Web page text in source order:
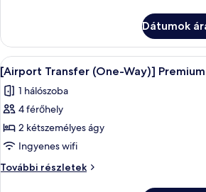
(Gimpo
Airport)]
Premium
Family
Twin
(Gimpo
Airport)]
Premium
Family
Twin
további
Dátumok
A
következő
szoba
összes
képének
megtekintése:
[Airport
Transfer
Egy
3
[Airport Transfer (One-Way)]
1 hálószoba
4 férőhely
2 kétszemélyes ágy
Ingyenes wifi
További részletek
[Airport